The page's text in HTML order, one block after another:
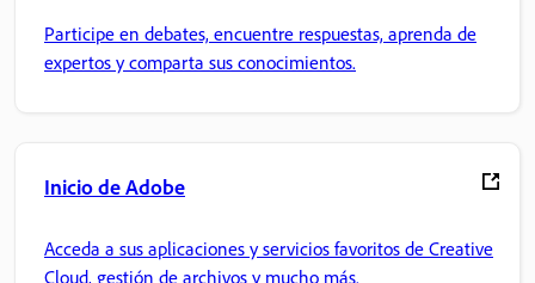
Participe en debates, encuentre respuestas, aprenda de
expertos y comparta sus conocimientos.
Inicio de Adobe
Acceda a sus aplicaciones y servicios favoritos de Creative
Cloud, gestión de archivos y mucho más.